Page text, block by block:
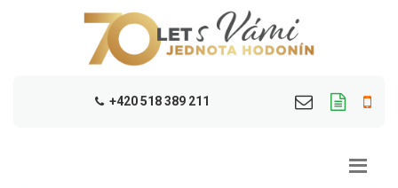
+420 518 389 211